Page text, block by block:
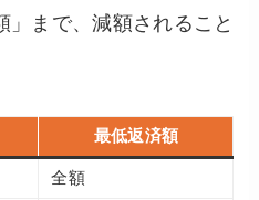
」まで、減額されること
最低返済額
全額